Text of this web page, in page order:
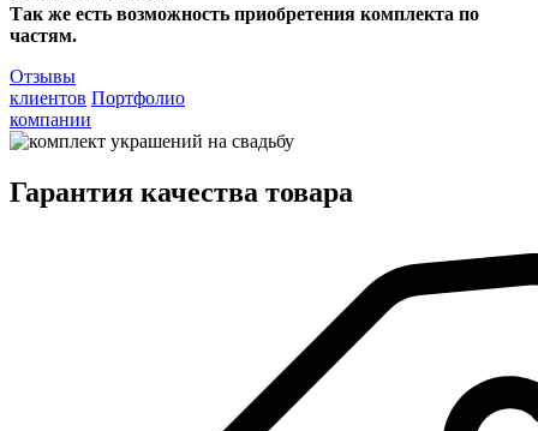
Так же есть возможность приобретения комплекта по
частям.
Отзывы
клиентов Портфолио
компании
Гарантия качества товара